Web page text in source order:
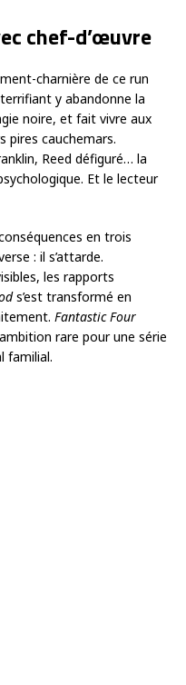
chef-d’œuvre
charnière de ce run
y abandonne la
noire, et fait vivre aux
pires cauchemars.
Reed défiguré… la
Et le lecteur
en trois
: il s’attarde.
les rapports
s’est transformé en
Fantastic Four
rare pour une série
familial.